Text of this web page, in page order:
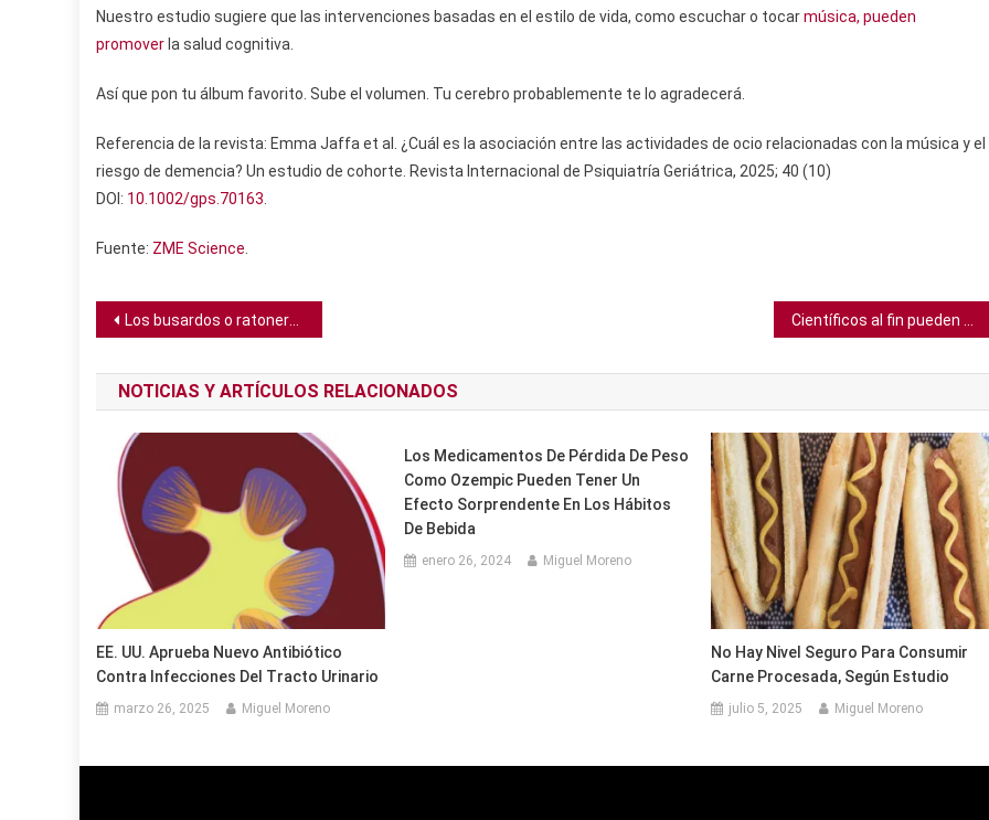
Nuestro estudio sugiere que las intervenciones basadas en el estilo de vida, como escuchar o tocarmúsica, pueden
promover la salud cognitiva.
Así que pon tu álbum favorito. Sube el volumen. Tu cerebro probablemente te lo agradecerá.
Referencia de la revista: Emma Jaffa et al. ¿Cuál es la asociación entre las actividades de ocio relacionadas con la música y el
riesgo de demencia? Un estudio de cohorte. Revista Internacional de Psiquiatría Geriátrica, 2025; 40 (10)
DOI: 10.1002/gps.70163
Fuente: ZME Science
Navegación
de
entradas
Los busardos o ratoneros comunes están perdiendo la diversidad de su plumaje, revela la ciencia ciudadana
NOTICIAS Y ARTÍCULOS RELACIONADOS
EE. UU. Aprueba Nuevo Antibiótico
Contra Infecciones Del Tracto Urinario
marzo 26, 2025 Miguel Moreno
Los Medicamentos De Pérdida De Peso
Como Ozempic Pueden Tener Un
Efecto Sorprendente En Los Hábitos
De Bebida
enero 26, 2024 Miguel Moreno
No Hay Nivel Seguro Para Consumir
Carne Procesada, Según Estudio
julio 5, 2025 Miguel Moreno